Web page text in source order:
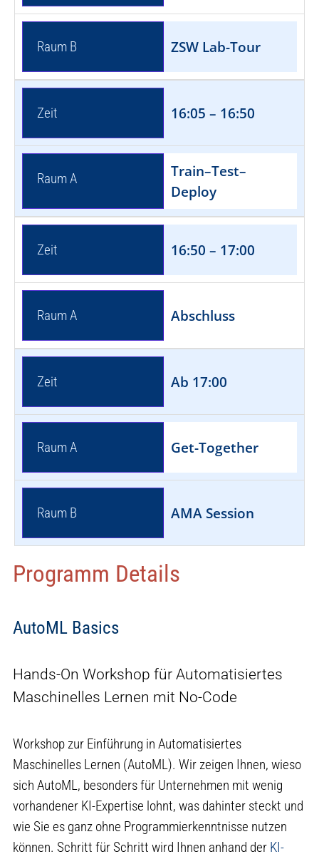
Raum B ZSW Lab-Tour
Zeit 16:05 – 16:50
Raum A
Train–Test–
Deploy
Zeit 16:50 – 17:00
Raum A Abschluss
Zeit Ab 17:00
Raum A Get-Together
Raum B AMA Session
Programm Details
AutoML Basics
Hands-On Workshop für Automatisiertes
Maschinelles Lernen mit No-Code
Workshop zur Einführung in Automatisiertes
Maschinelles Lernen (AutoML). Wir zeigen Ihnen, wieso
sich AutoML, besonders für Unternehmen mit wenig
vorhandener KI-Expertise lohnt, was dahinter steckt und
wie Sie es ganz ohne Programmierkenntnisse nutzen
können. Schritt für Schritt wird Ihnen anhand der KI-